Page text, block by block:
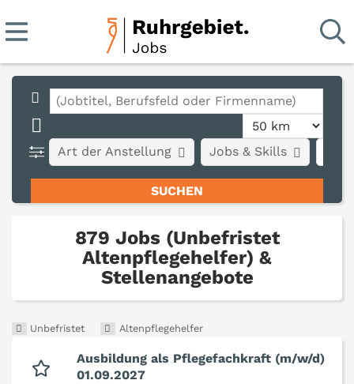
Art der Anstellung Jobs & Skills
879 Jobs (Unbefristet
Altenpflegehelfer) &
Stellenangebote
Unbefristet Altenpflegehelfer
Ausbildung als Pflegefachkraft (m/w/d)
01.09.2027